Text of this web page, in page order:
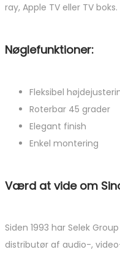
ray, Apple TV eller TV boks.
Nøglefunktioner:
Fleksibel
Roterbar 45 grader
Elegant finish
Enkel montering
Værd at vide om
Siden 1993 har Selek
distributør af audio-,